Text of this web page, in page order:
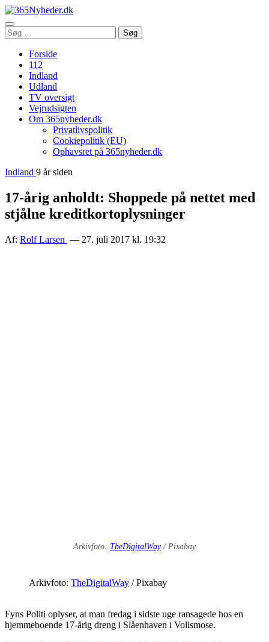
Åbn
menu
Søg
efter:
Søg
Forside
112
Indland
Udland
TV oversigt
Vejrudsigten
Om 365nyheder.dk
Privatlivspolitik
Cookiepolitik (EU)
Ophavsret på 365nyheder.dk
Indland 9 år siden
17-årig anholdt: Shoppede på nettet med
stjålne kreditkortoplysninger
Af: Rolf Larsen — 27. juli 2017 kl. 19:32
Arkivfoto: TheDigitalWay/ Pixabay
Arkivfoto: TheDigitalWay / Pixabay
Fyns Politi oplyser, at man fredag i sidste uge ransagede hos en
hjemmeboende 17-årig dreng i Slåenhaven i Vollsmose.